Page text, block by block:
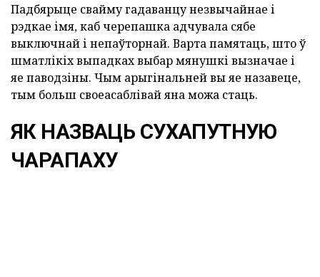
Падбярыце свайму гадаванцу незвычайнае і
рэдкае імя, каб черепашка адчувала сябе
выключнай і непаўторнай. Варта памятаць, што ў
шматлікіх выпадках выбар мянушкі вызначае і
яе паводзіны. Чым арыгінальней вы яе назавеце,
тым больш своеасаблівай яна можа стаць.
ЯК НАЗВАЦЬ СУХАПУТНУЮ
ЧАРАПАХУ